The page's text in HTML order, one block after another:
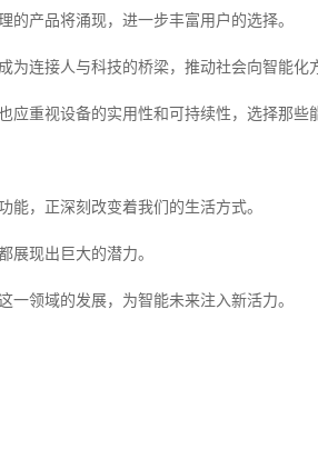
的产品将涌现，进一步丰富用户的选择。
为连接人与科技的桥梁，推动社会向智能化
应重视设备的实用性和可持续性，选择那些
能，正深刻改变着我们的生活方式。
展现出巨大的潜力。
一领域的发展，为智能未来注入新活力。